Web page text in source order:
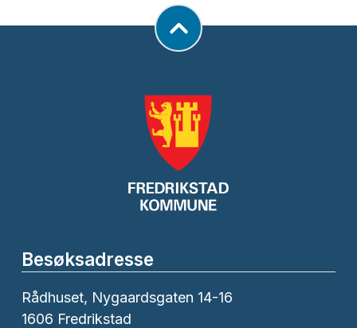
Besøksadresse
Rådhuset, Nygaardsgaten 14-16
1606 Fredrikstad